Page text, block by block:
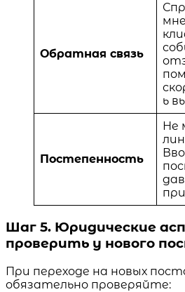
Обратная связь
ь
Постепенность
Не
Шаг 5. Юридические
проверить у нового
При переходе на новых
обязательно проверяйте: